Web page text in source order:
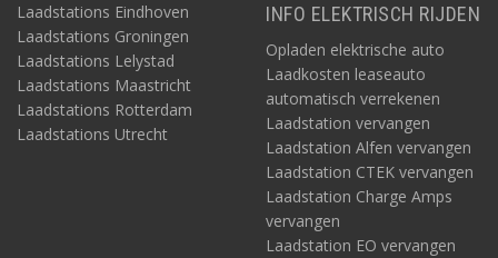
Laadstations Eindhoven
Laadstations Groningen
Laadstations Lelystad
Laadstations Maastricht
Laadstations Rotterdam
Laadstations Utrecht
INFO ELEKTRISCH RIJDEN
Opladen elektrische auto
Laadkosten leaseauto
automatisch verrekenen
Laadstation vervangen
Laadstation Alfen vervangen
Laadstation CTEK vervangen
Laadstation Charge Amps
vervangen
Laadstation EO vervangen